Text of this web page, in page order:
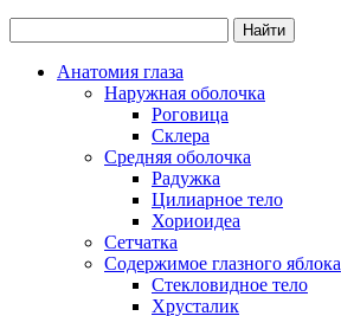
Анатомия глаза
Наружная оболочка
Роговица
Склера
Средняя оболочка
Радужка
Цилиарное тело
Хориоидеа
Сетчатка
Содержимое глазного яблока
Стекловидное тело
Хрусталик